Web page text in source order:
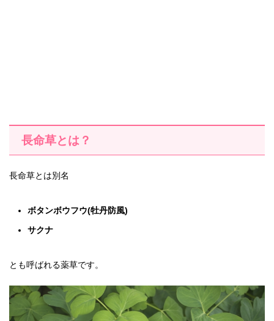
長命草とは？
長命草とは別名
ボタンボウフウ(牡丹防風)
サクナ
とも呼ばれる薬草です。